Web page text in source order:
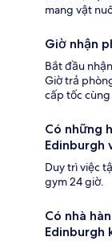
mang vật
Giờ nhận
Bắt đầu
Giờ trả
cấp tốc
Có những
Edinburgh
Duy trì việc
gym 24 giờ.
Có nhà
Edinburgh